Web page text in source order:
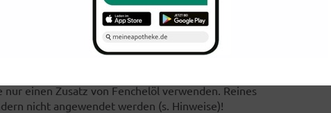
fördernd auf die Atemwege und hemmt ein
wirkt es krampflösend und blähungstreibend.
nur wegen des angenehmen Geschmacks vor allem in
Blähungen und
wird aus Zusatz von Fenchelextrakten zu Honig
einen Zusatz von Fenchelöl verwenden. Reines
nicht angewendet werden (s. Hinweise)!